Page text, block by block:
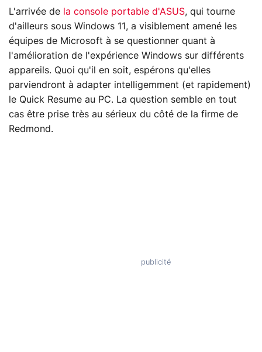
L'arrivée de la console portable d'ASUS, qui tourne
d'ailleurs sous Windows 11, a visiblement amené les
équipes de Microsoft à se questionner quant à
l'amélioration de l'expérience Windows sur différents
appareils. Quoi qu'il en soit, espérons qu'elles
parviendront à adapter intelligemment (et rapidement)
le Quick Resume au PC. La question semble en tout
cas être prise très au sérieux du côté de la firme de
Redmond.